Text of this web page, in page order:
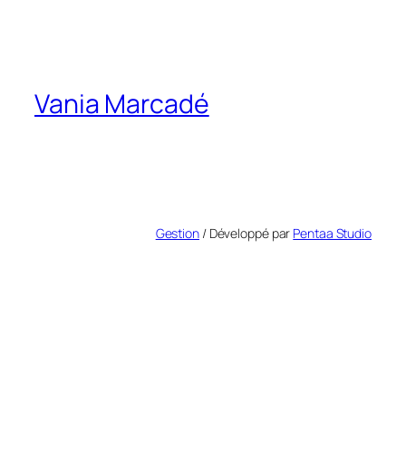
Vania Marcadé
Gestion/ Développé par Pentaa Studio